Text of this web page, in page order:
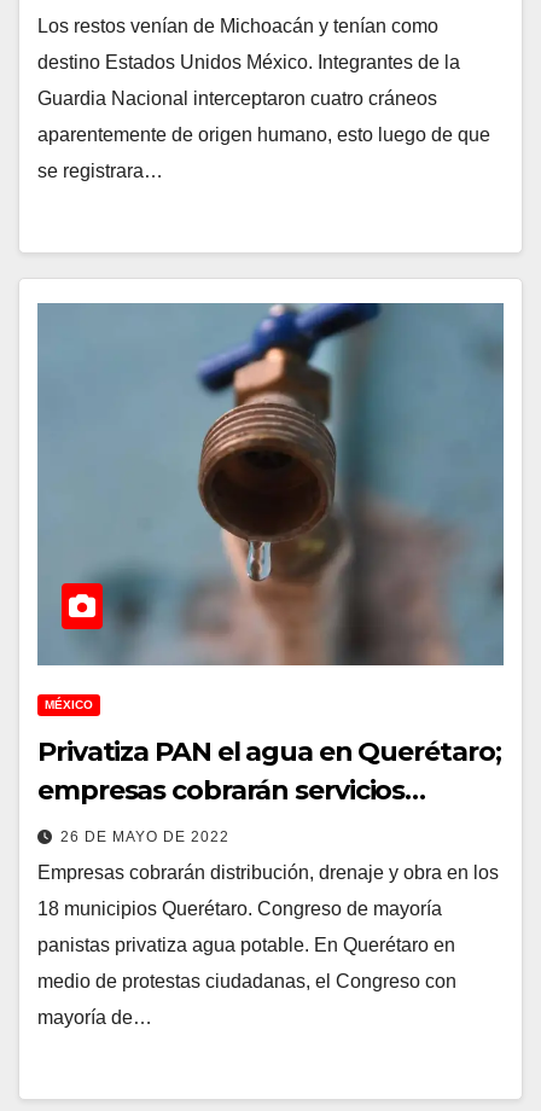
Los restos venían de Michoacán y tenían como
destino Estados Unidos México. Integrantes de la
Guardia Nacional interceptaron cuatro cráneos
aparentemente de origen humano, esto luego de que
se registrara…
MÉXICO
Privatiza PAN el agua en Querétaro;
empresas cobrarán servicios…
26 DE MAYO DE 2022
Empresas cobrarán distribución, drenaje y obra en los
18 municipios Querétaro. Congreso de mayoría
panistas privatiza agua potable. En Querétaro en
medio de protestas ciudadanas, el Congreso con
mayoría de…